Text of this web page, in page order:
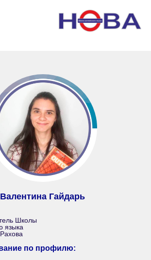
Валентина Гайдарь
Школы
языка
по профилю: